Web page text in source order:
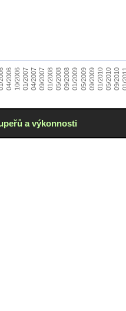
04/200610/200601/200704/200709/200701/200805/200809/200801/200905/200909/200901/201005/201009/2010
a výkonnosti